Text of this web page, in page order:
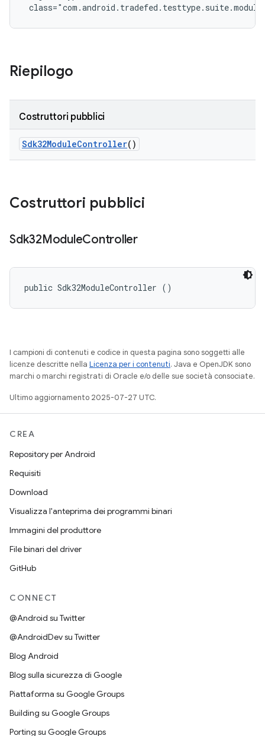
Riepilogo
Costruttori pubblici
Sdk32ModuleController()
Costruttori pubblici
Sdk32ModuleController
public Sdk32ModuleController ()
I campioni di contenuti e codice in questa pagina sono soggetti alle
licenze descritte nella Licenza per i contenuti. Java e OpenJDK sono
marchi o marchi registrati di Oracle e/o delle sue società consociate.
Ultimo aggiornamento 2025-07-27 UTC.
CREA
Repository per Android
Requisiti
Download
Visualizza l'anteprima dei programmi binari
Immagini del produttore
File binari del driver
GitHub
CONNECT
@Android su Twitter
@AndroidDev su Twitter
Blog Android
Blog sulla sicurezza di Google
Piattaforma su Google Groups
Building su Google Groups
Porting su Google Groups